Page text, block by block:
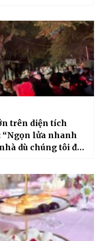
trên diện tích
“Ngọn lửa nhanh
dù chúng tôi đã